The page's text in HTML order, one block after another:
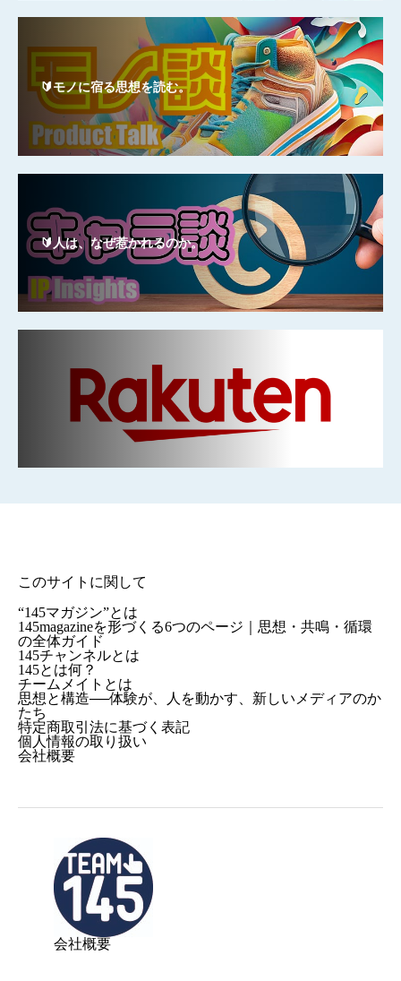
🔰モノに宿る思想を読む。
🔰人は、なぜ惹かれるのか。
このサイトに関して
“145マガジン”とは
145magazineを形づくる6つのページ｜思想・共鳴・循環
の全体ガイド
145チャンネルとは
145とは何？
チームメイトとは
思想と構造──体験が、人を動かす、新しいメディアのか
たち
特定商取引法に基づく表記
個人情報の取り扱い
会社概要
会社概要